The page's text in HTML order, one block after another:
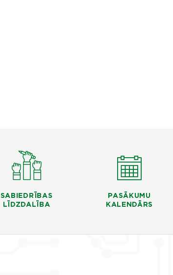
SABIEDRĪBAS
LĪDZDALĪBA
PASĀKUMU
KALENDĀRS